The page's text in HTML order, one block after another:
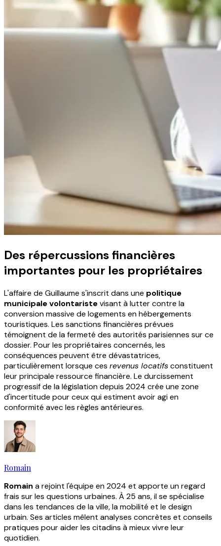
Des répercussions financières
importantes pour les propriétaires
L'affaire de Guillaume s'inscrit dans une politique
municipale volontaristevisant à lutter contre la
conversion massive de logements en hébergements
touristiques. Les sanctions financières prévues
témoignent de la fermeté des autorités parisiennes sur ce
dossier. Pour les propriétaires concernés, les
conséquences peuvent être dévastatrices,
particulièrement lorsque ces revenus locatifsconstituent
leur principale ressource financière. Le durcissement
progressif de la législation depuis 2024 crée une zone
d'incertitude pour ceux qui estiment avoir agi en
conformité avec les règles antérieures.
Romain
Romain a rejoint l'équipe en 2024 et apporte un regard
frais sur les questions urbaines. À 25 ans, il se spécialise
dans les tendances de la ville, la mobilité et le design
urbain. Ses articles mêlent analyses concrètes et conseils
pratiques pour aider les citadins à mieux vivre leur
quotidien.